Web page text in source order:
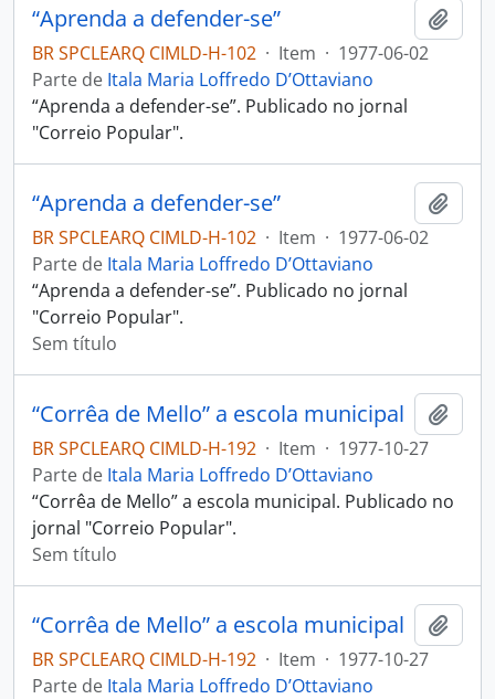
“Aprenda a defender-se”
BR SPCLEARQ CIMLD-H-102 · Item · 1977-06-02
Parte de Itala Maria Loffredo D’Ottaviano
“Aprenda a defender-se”. Publicado no jornal
"Correio Popular".
“Aprenda a defender-se”
BR SPCLEARQ CIMLD-H-102 · Item · 1977-06-02
Parte de Itala Maria Loffredo D’Ottaviano
“Aprenda a defender-se”. Publicado no jornal
"Correio Popular".
Sem título
“Corrêa de Mello” a escola municipal
BR SPCLEARQ CIMLD-H-192 · Item · 1977-10-27
Parte de Itala Maria Loffredo D’Ottaviano
“Corrêa de Mello” a escola municipal. Publicado no
jornal "Correio Popular".
Sem título
“Corrêa de Mello” a escola municipal
BR SPCLEARQ CIMLD-H-192 · Item · 1977-10-27
Parte de Itala Maria Loffredo D’Ottaviano